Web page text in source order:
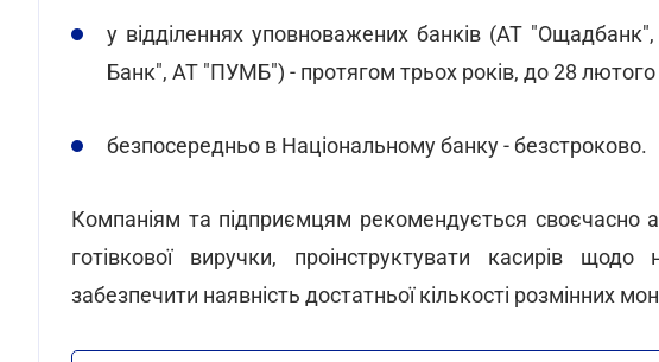
у відділеннях уповноважених банків (АТ
Банк", АТ "ПУМБ") - протягом трьох років, до 28
безпосередньо в Національному банку - безстроково.
Компаніям та підприємцям рекомендується своєчасно
готівкової виручки, проінструктувати касирів
забезпечити наявність достатньої кількості розмінних